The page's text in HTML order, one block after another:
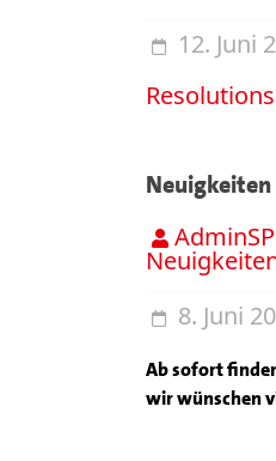
12. Juni
8. Juni
Ab sofort
wir wünschen